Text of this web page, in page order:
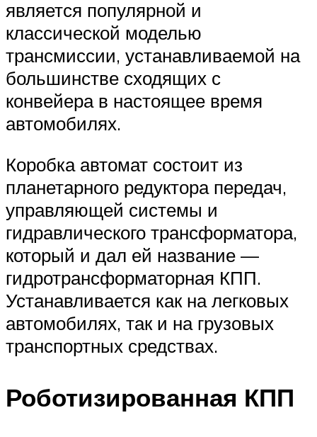
является популярной и
классической моделью
трансмиссии, устанавливаемой на
большинстве сходящих с
конвейера в настоящее время
автомобилях.
Коробка автомат состоит из
планетарного редуктора передач,
управляющей системы и
гидравлического трансформатора,
который и дал ей название —
гидротрансформаторная КПП.
Устанавливается как на легковых
автомобилях, так и на грузовых
транспортных средствах.
Роботизированная КПП